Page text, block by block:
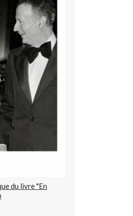
du livre "En